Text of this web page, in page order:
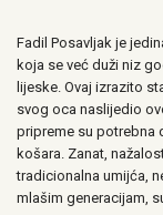
Fadil Posavljak je
koja se već duži niz
lijeske. Ovaj izrazito
svog oca naslijedio
pripreme su potrebna
košara. Zanat,
tradicionalna umijća,
mlašim generacijam,